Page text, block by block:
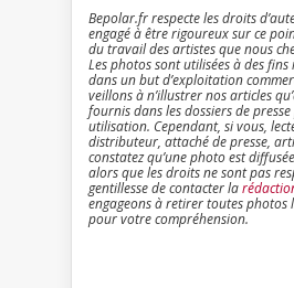
Bepolar.fr respecte les droits
engagé à être rigoureux sur ce
du travail des artistes que nous
Les photos sont utilisées à des
dans un but d’exploitation
veillons à n’illustrer nos articles
fournis dans les dossiers de
utilisation. Cependant, si vous,
distributeur, attaché de presse,
constatez qu’une photo est
alors que les droits ne sont pas
gentillesse de contacter la
engageons à retirer toutes photos
pour votre compréhension.